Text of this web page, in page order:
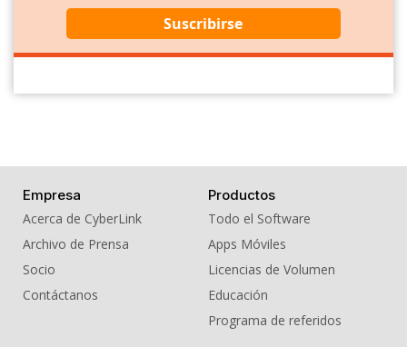
Suscribirse
Empresa
Acerca de CyberLink
Archivo de Prensa
Socio
Contáctanos
Productos
Todo el Software
Apps Móviles
Licencias de Volumen
Educación
Programa de referidos